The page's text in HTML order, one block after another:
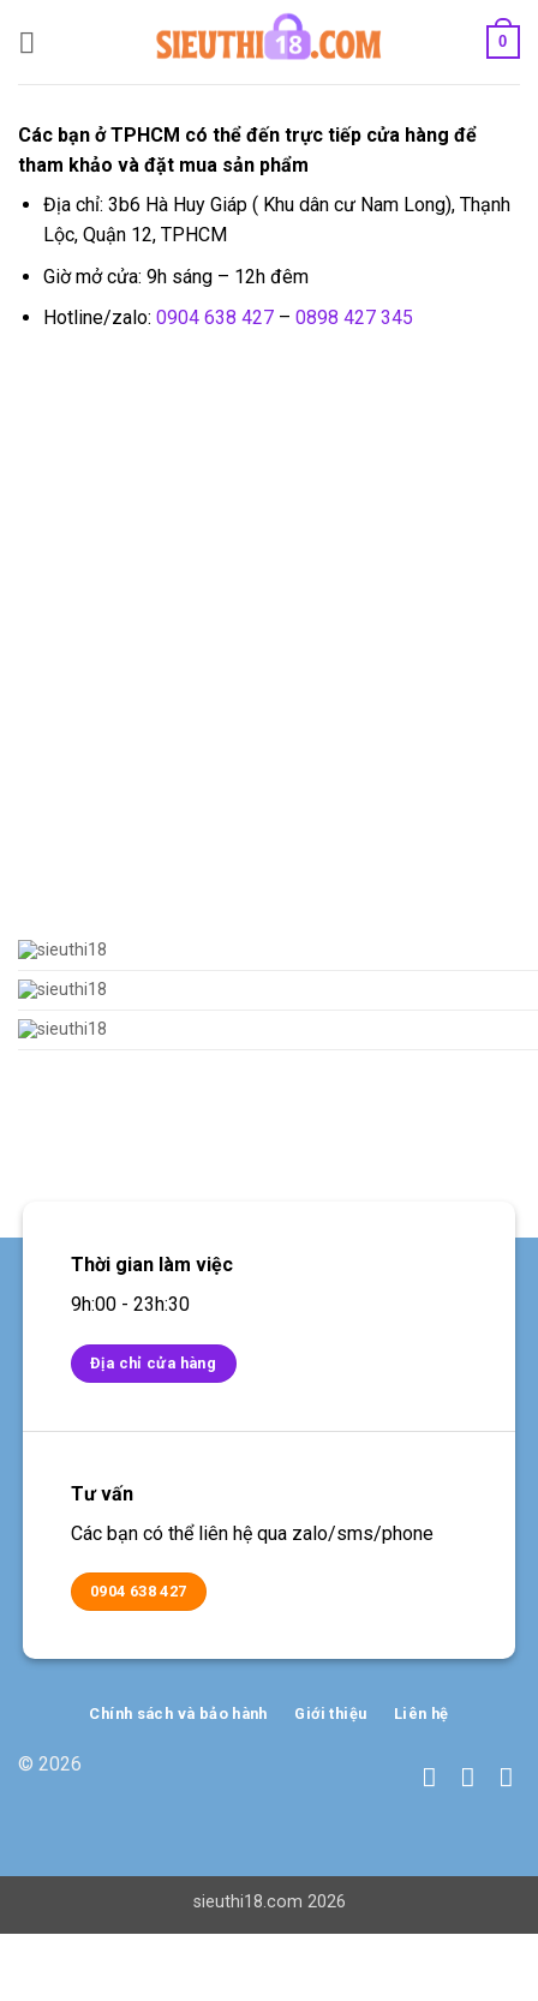
0
Các bạn ở TPHCM có thể đến trực tiếp cửa hàng để
tham khảo và đặt mua sản phẩm
Địa chỉ: 3b6 Hà Huy Giáp ( Khu dân cư Nam Long), Thạnh
Lộc, Quận 12, TPHCM
Giờ mở cửa: 9h sáng – 12h đêm
Hotline/zalo: 0904 638 427– 0898 427 345
Thời gian làm việc
9h:00 - 23h:30
Địa chỉ cửa hàng
Tư vấn
Các bạn có thể liên hệ qua zalo/sms/phone
0904 638 427
© 2026
Chính sách và bảo hành Giới thiệu Liên hệ
sieuthi18.com 2026